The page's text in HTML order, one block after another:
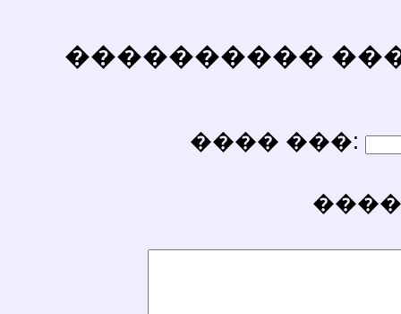
����������
���� ���: